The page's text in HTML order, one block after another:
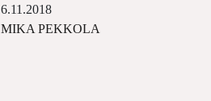
6.11.2018
MIKA PEKKOLA